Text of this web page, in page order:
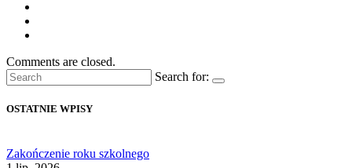
Comments are closed.
Search for:
OSTATNIE WPISY
Zakończenie roku szkolnego